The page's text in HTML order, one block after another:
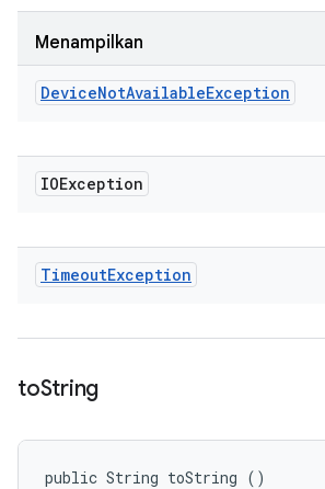
Menampilkan
DeviceNotAvailableException
IOException
TimeoutException
toString
public String toString ()